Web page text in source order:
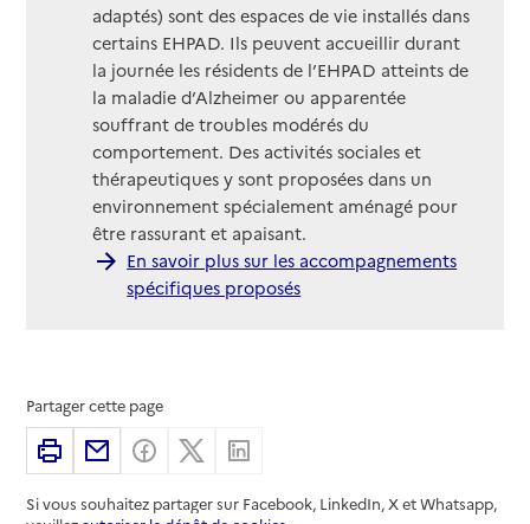
adaptés) sont des espaces de vie installés dans
certains EHPAD. Ils peuvent accueillir durant
la journée les résidents de l’EHPAD atteints de
la maladie d’Alzheimer ou apparentée
souffrant de troubles modérés du
comportement. Des activités sociales et
thérapeutiques y sont proposées dans un
environnement spécialement aménagé pour
être rassurant et apaisant.
En savoir plus sur les accompagnements
spécifiques proposés
Partager cette page
ImprimerPartager par email
Partager sur Facebook
Partager sur X
Si vous souhaitez partager sur Facebook, LinkedIn, X et Whatsapp,